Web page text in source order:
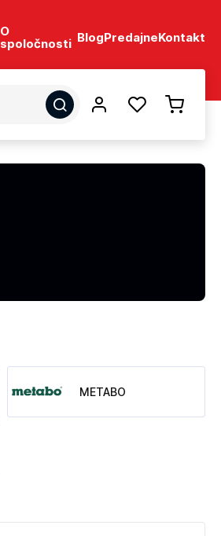
O
spoločnosti BlogPredajneKontakt
METABO